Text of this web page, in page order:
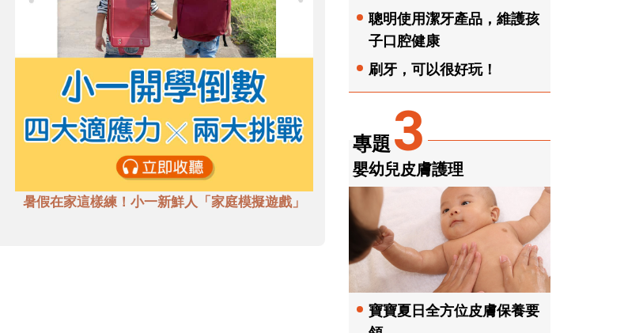
暑假在家這樣練！小一新鮮人「家庭模擬遊戲」
聰明使用潔牙產品，維護孩
子口腔健康
刷牙，可以很好玩！
專題3
嬰幼兒皮膚護理
寶寶夏日全方位皮膚保養要